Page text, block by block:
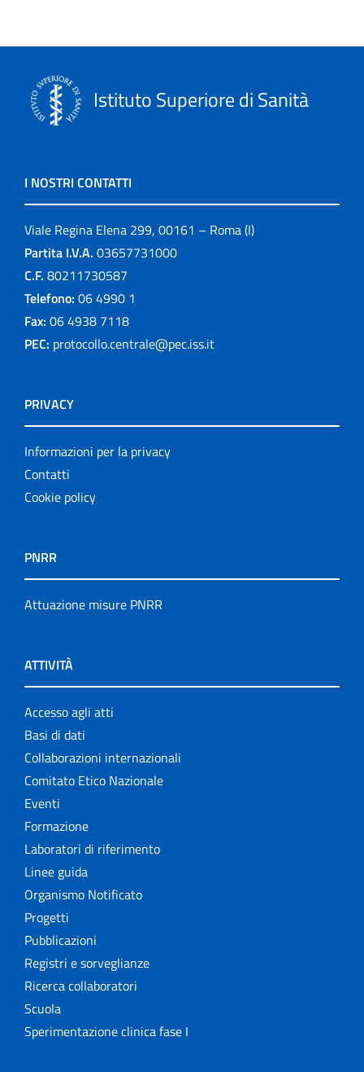
Istituto Superiore di Sanità
I NOSTRI CONTATTI
Viale Regina Elena 299, 00161 – Roma (I)
Partita I.V.A. 03657731000
C.F. 80211730587
Telefono: 06 4990 1
Fax: 06 4938 7118
PEC: protocollo.centrale@pec.iss.it
PRIVACY
Informazioni per la privacy
Contatti
Cookie policy
PNRR
Attuazione misure PNRR
ATTIVITÀ
Accesso agli atti
Basi di dati
Collaborazioni internazionali
Comitato Etico Nazionale
Eventi
Formazione
Laboratori di riferimento
Linee guida
Organismo Notificato
Progetti
Pubblicazioni
Registri e sorveglianze
Ricerca collaboratori
Scuola
Sperimentazione clinica fase I